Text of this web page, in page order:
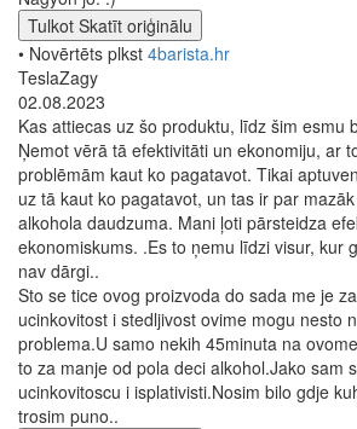
Tulkot Skatīt oriģinālu
• Novērtēts plkst 4barista.hr
TeslaZagy
02.08.2023
Kas attiecas uz šo produktu, līdz šim esmu
Ņemot vērā tā efektivitāti un ekonomiju, ar
problēmām kaut ko pagatavot. Tikai
uz tā kaut ko pagatavot, un tas ir par
alkohola daudzuma. Mani ļoti pārsteidza
ekonomiskums. .Es to ņemu līdzi visur, kur
nav dārgi..
Sto se tice ovog proizvoda do sada me je
ucinkovitost i stedljivost ovime mogu nesto
problema.U samo nekih 45minuta na
to za manje od pola deci alkohol.Jako sam
ucinkovitoscu i isplativisti.Nosim bilo gdje
trosim puno..